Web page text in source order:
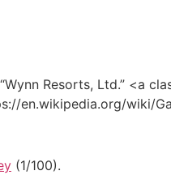
Resorts, Ltd.” <a
en.wikipedia.org/wiki/
(1/100).